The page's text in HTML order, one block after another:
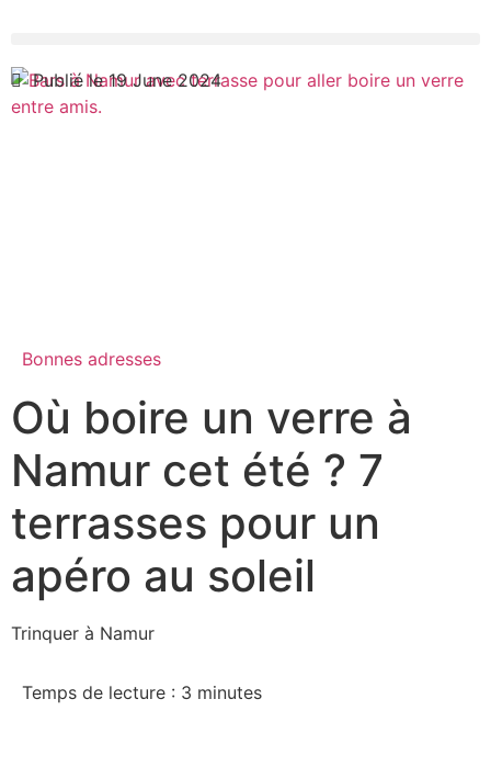
Bonnes adresses
Où boire un verre à
Namur cet été ? 7
terrasses pour un
apéro au soleil
Trinquer à Namur
Temps de lecture : 3 minutes
Publié le 19 June 2024